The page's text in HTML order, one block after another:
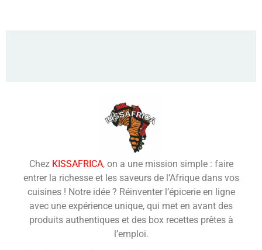
Chez KISSAFRICA, on a une mission simple : faire
entrer la richesse et les saveurs de l’Afrique dans vos
cuisines ! Notre idée ? Réinventer l’épicerie en ligne
avec une expérience unique, qui met en avant des
produits authentiques et des box recettes prêtes à
l’emploi.